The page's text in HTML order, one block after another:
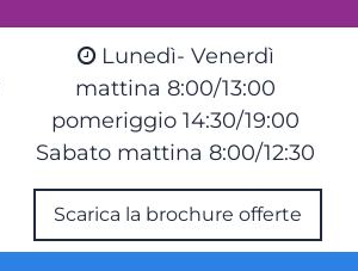
Lunedì- Venerdì
mattina 8:00/13:00
pomeriggio 14:30/19:00
Sabato mattina 8:00/12:30
Scarica la brochure offerte